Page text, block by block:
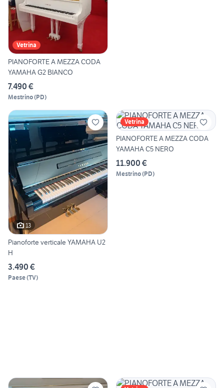
Vetrina
PIANOFORTE A MEZZA CODA
YAMAHA G2 BIANCO
7.490 €
Mestrino(PD)
13
Pianoforte verticale YAMAHA U2
H
3.490 €
Paese(TV)
Vetrina
PIANOFORTE A MEZZA CODA
YAMAHA C5 NERO
11.900 €
Mestrino(PD)